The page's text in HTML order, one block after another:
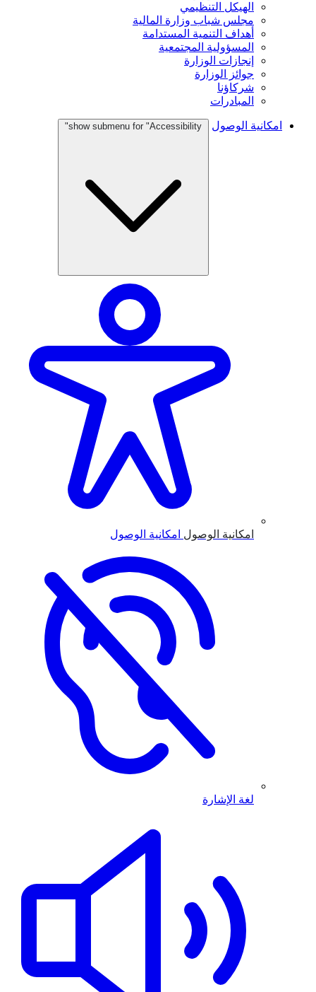
الهيكل التنظيمي
مجلس شباب وزارة المالية
أهداف التنمية المستدامة
المسؤولية المجتمعية
إنجازات الوزارة
جوائز الوزارة
شركاؤنا
المبادرات
امكانية الوصول show submenu for "Accessibility"
امكانية الوصول امكانية الوصول
لغة الإشارة